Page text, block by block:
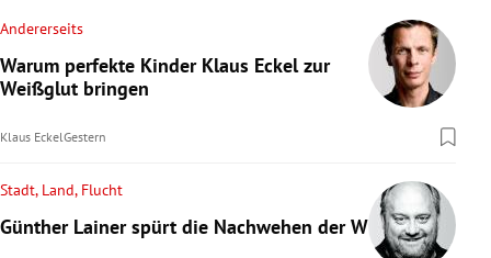
Andererseits
Warum perfekte Kinder Klaus Eckel zur
Weißglut bringen
Klaus EckelGestern
Stadt, Land, Flucht
Günther Lainer spürt die Nachwehen der WM